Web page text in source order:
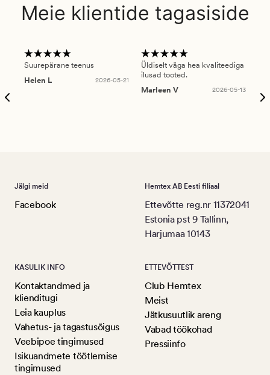
Meie klientide tagasiside
Suurepärane teenus
Helen L
2026-05-21
Üldiselt väga hea kvaliteediga
ilusad tooted.
Marleen V
2026-05-13
Jälgi meid
Facebook
Hemtex AB Eesti filiaal
Ettevõtte reg.nr 11372041
Estonia pst 9 Tallinn,
Harjumaa 10143
KASULIK INFO
Kontaktandmed ja
klienditugi
Leia kauplus
Vahetus- ja tagastusõigus
Veebipoe tingimused
Isikuandmete töötlemise
tingimused
ETTEVÕTTEST
Club Hemtex
Meist
Jätkusuutlik areng
Vabad töökohad
Pressiinfo